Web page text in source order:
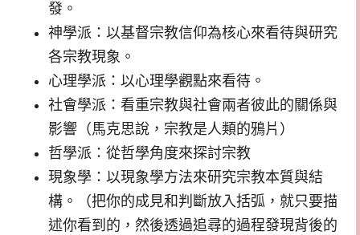
發。
神學派：以基督宗教信仰為核心來看待與研究
各宗教現象。
心理學派：以心理學觀點來看待。
社會學派：看重宗教與社會兩者彼此的關係與
影響（馬克思說，宗教是人類的鴉片）
哲學派：從哲學角度來探討宗教
現象學：以現象學方法來研究宗教本質與結
構。（把你的成見和判斷放入括弧，就只要描
述你看到的，然後透過追尋的過程發現背後的